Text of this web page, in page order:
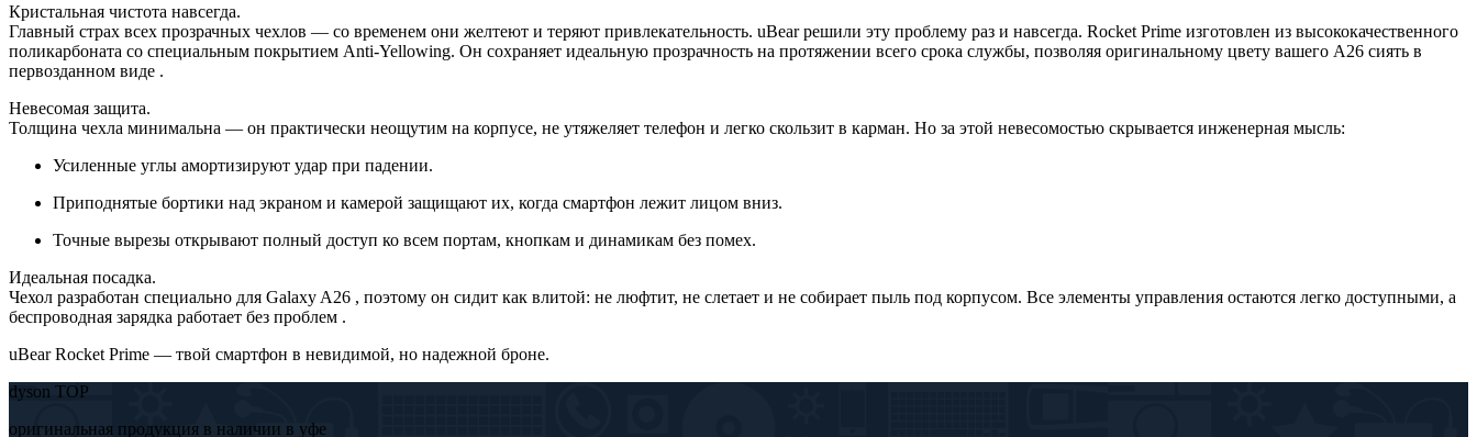
Кристальная чистота навсегда.
Главный страх всех прозрачных чехлов — со временем они желтеют и теряют привлекательность. uBear решили эту проблему раз и навсегда. Rocket Prime изготовлен из высококачественного
поликарбоната со специальным покрытием Anti-Yellowing. Он сохраняет идеальную прозрачность на протяжении всего срока службы, позволяя оригинальному цвету вашего A26 сиять в
первозданном виде .
Невесомая защита.
Толщина чехла минимальна — он практически неощутим на корпусе, не утяжеляет телефон и легко скользит в карман. Но за этой невесомостью скрывается инженерная мысль:
Усиленные углы амортизируют удар при падении.
Приподнятые бортики над экраном и камерой защищают их, когда смартфон лежит лицом вниз.
Точные вырезы открывают полный доступ ко всем портам, кнопкам и динамикам без помех.
Идеальная посадка.
Чехол разработан специально для Galaxy A26 , поэтому он сидит как влитой: не люфтит, не слетает и не собирает пыль под корпусом. Все элементы управления остаются легко доступными, а
беспроводная зарядка работает без проблем .
uBear Rocket Prime — твой смартфон в невидимой, но надежной броне.
dyson TOP
оригинальная продукция в наличии в уфе